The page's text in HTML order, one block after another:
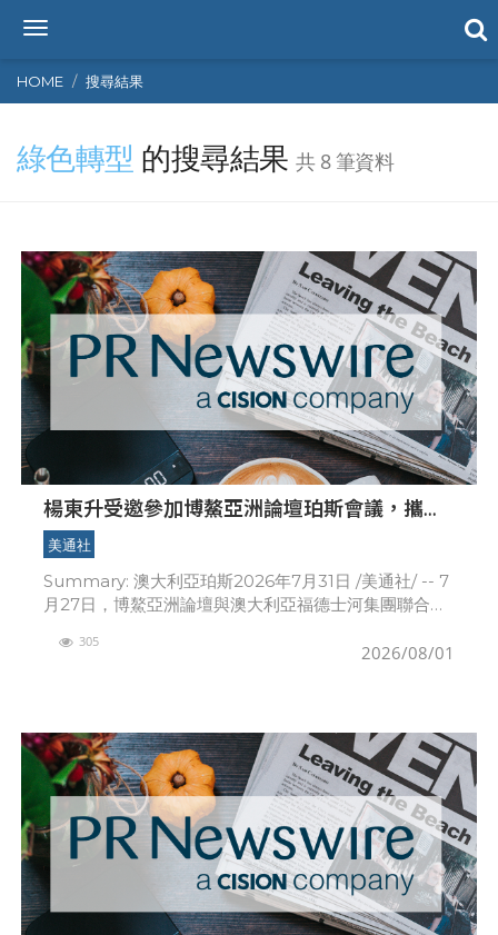
T
g
g
e
n
g
a
o
HOME 搜尋結果
綠色轉型 的搜尋結果共 8 筆資料
楊東升受邀參加博鰲亞洲論壇珀斯會議，攜手
推動全球礦業綠色轉型
美通社
Summary: 澳大利亞珀斯2026年7月31日 /美通社/ -- 7
月27日，博鰲亞洲論壇與澳大利亞福德士河集團聯合舉
2026/08/01
305